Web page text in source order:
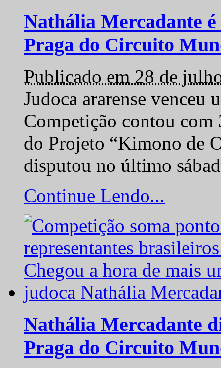
Nathália Mercadante
Praga do Circuito
Publicado em 28 de
Judoca ararense venceu
Competição contou com
do Projeto “Kimono de
disputou no último
Continue Lendo...
Nathália Mercadante
Praga do Circuito